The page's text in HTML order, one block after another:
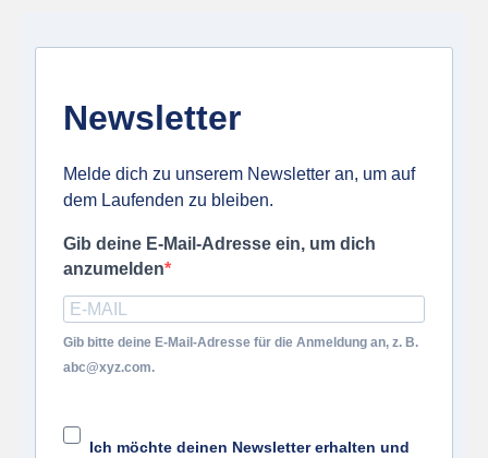
Newsletter
Melde dich zu unserem Newsletter an, um auf
dem Laufenden zu bleiben.
Gib deine E-Mail-Adresse ein, um dich
anzumelden
Gib bitte deine E-Mail-Adresse für die Anmeldung an, z. B.
abc@xyz.com.
Ich möchte deinen Newsletter erhalten und